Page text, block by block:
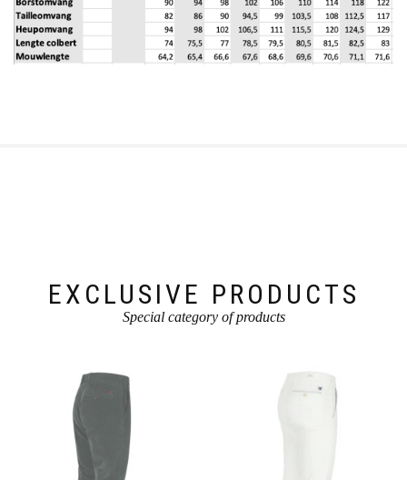
EXCLUSIVE PRODUCTS
Special category of products